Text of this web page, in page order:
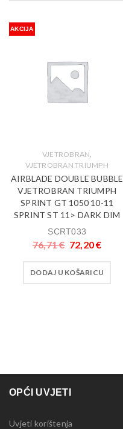
AKCIJA
VJETROBRAN,
VJETROBRAN TRIUMPH
AIRBLADE DOUBLE BUBBLE
VJETROBRAN TRIUMPH
SPRINT GT 1050 10-11
SPRINT ST 11> DARK DIM
SCRT033
76,71€ 72,20€
DODAJ U KOŠARICU
OPĆI UVJETI
Uvjeti korištenja